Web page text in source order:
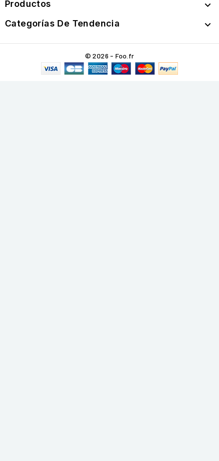
Productos 
Categorías De Tendencia 
© 2026 - Foo.fr